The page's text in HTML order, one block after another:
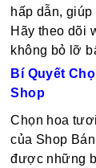
hấp dẫn,
Hãy theo dõi
không bỏ lỡ
Bí Quyết
Shop
Chọn hoa
của Shop
được những